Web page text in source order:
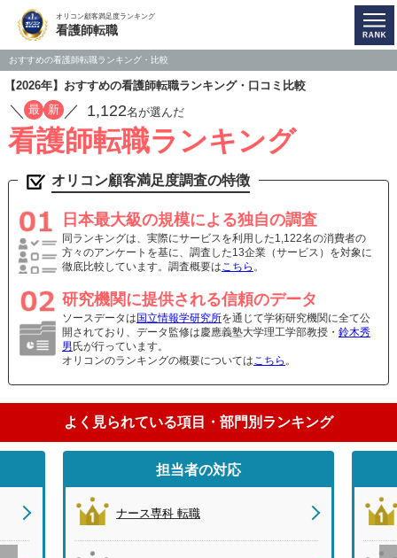
オリコン顧客満足度ランキング
看護師転職
おすすめの看護師転職ランキング・比較
【2026年】おすすめの看護師転職ランキング・口コミ比較
／ 最 新 ／ 1,122名が選んだ
看護師転職ランキング
オリコン顧客満足度調査の特徴
日本最大級の規模による独自の調査
同ランキングは、実際にサービスを利用した1,122名の消費者の
方々のアンケートを基に、調査した13企業（サービス）を対象に
徹底比較しています。調査概要はこちら 。
研究機関に提供される信頼のデータ
ソースデータは 国立情報学研究所を通じて学術研究機関に全て公
開されており、データ監修は慶應義塾大学理工学部教授・ 鈴木秀
男 氏が行っています。
オリコンのランキングの概要についてはこちら 。
よく見られている項目・部門別ランキング
担当者の対応
ナース専科 転職